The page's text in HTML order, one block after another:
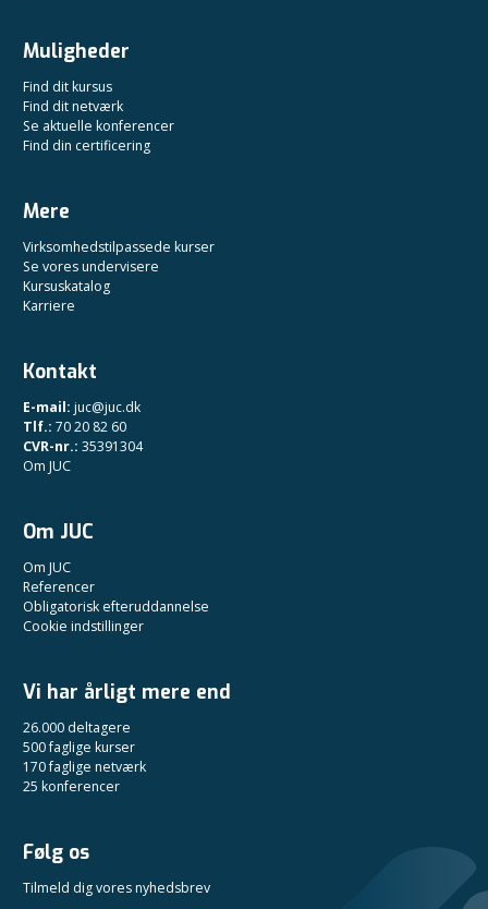
Muligheder
Find dit kursus
Find dit netværk
Se aktuelle konferencer
Find din certificering
Mere
Virksomhedstilpassede kurser
Se vores undervisere
Kursuskatalog
Karriere
Kontakt
E-mail: juc@juc.dk
Tlf.: 70 20 82 60
CVR-nr.: 35391304
Om JUC
Om JUC
Om JUC
Referencer
Obligatorisk efteruddannelse
Cookie indstillinger
Vi har årligt mere end
26.000 deltagere
500 faglige kurser
170 faglige netværk
25 konferencer
Følg os
Tilmeld dig vores nyhedsbrev